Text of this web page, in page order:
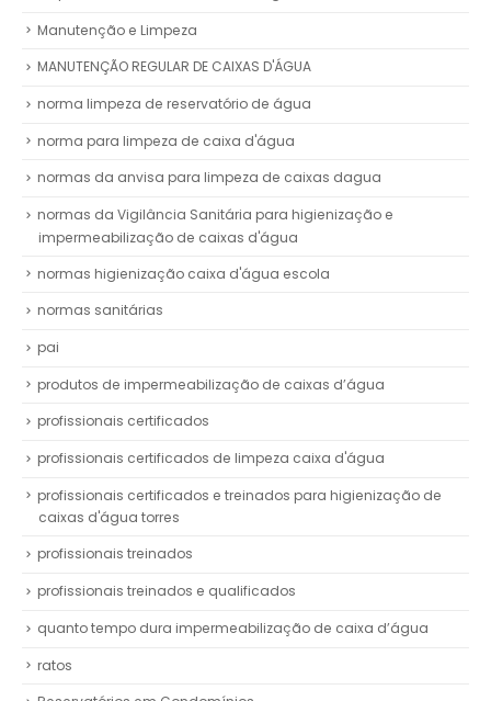
Manutenção e Limpeza
MANUTENÇÃO REGULAR DE CAIXAS D'ÁGUA
norma limpeza de reservatório de água
norma para limpeza de caixa d'água
normas da anvisa para limpeza de caixas dagua
normas da Vigilância Sanitária para higienização e
impermeabilização de caixas d'água
normas higienização caixa d'água escola
normas sanitárias
pai
produtos de impermeabilização de caixas d’água
profissionais certificados
profissionais certificados de limpeza caixa d'água
profissionais certificados e treinados para higienização de
caixas d'água torres
profissionais treinados
profissionais treinados e qualificados
quanto tempo dura impermeabilização de caixa d’água
ratos